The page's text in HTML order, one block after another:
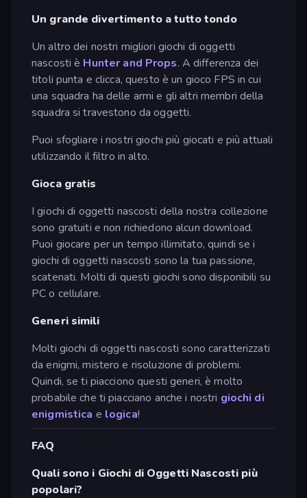
Un grande divertimento a tutto tondo
Un altro dei nostri migliori giochi di oggetti
nascosti è Hunter and Props. A differenza dei
titoli punta e clicca, questo è un gioco FPS in cui
una squadra ha delle armi e gli altri membri della
squadra si travestono da oggetti.
Puoi sfogliare i nostri giochi più giocati e più attuali
utilizzando il filtro in alto.
Gioca gratis
I giochi di oggetti nascosti della nostra collezione
sono gratuiti e non richiedono alcun download.
Puoi giocare per un tempo illimitato, quindi se i
giochi di oggetti nascosti sono la tua passione,
scatenati. Molti di questi giochi sono disponibili su
PC o cellulare.
Generi simili
Molti giochi di oggetti nascosti sono caratterizzati
da enigmi, mistero e risoluzione di problemi.
Quindi, se ti piacciono questi generi, è molto
probabile che ti piacciano anche i nostri giochi di
enigmistica e logica!
FAQ
Quali sono i Giochi di Oggetti Nascosti più
popolari?